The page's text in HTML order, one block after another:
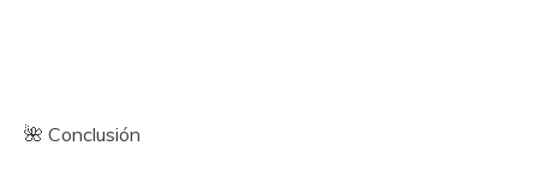
🌺 Conclusión